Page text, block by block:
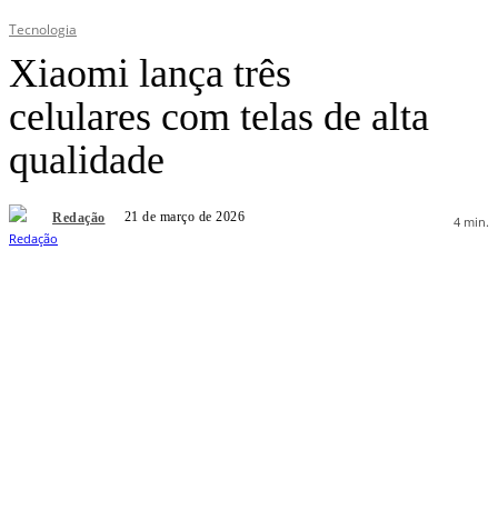
Tecnologia
Xiaomi lança três
celulares com telas de alta
qualidade
Redação 21 de março de 2026 4 min.